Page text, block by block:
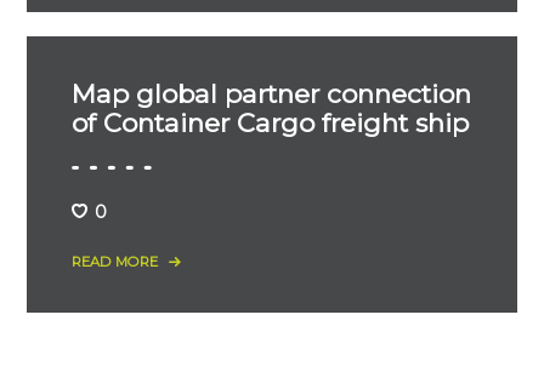
Map global partner connection
of Container Cargo freight ship
0
READ MORE